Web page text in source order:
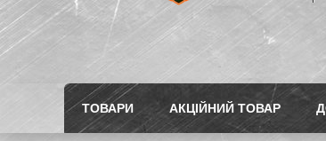
ТОВАРИ АКЦІЙНИЙ ТОВАР